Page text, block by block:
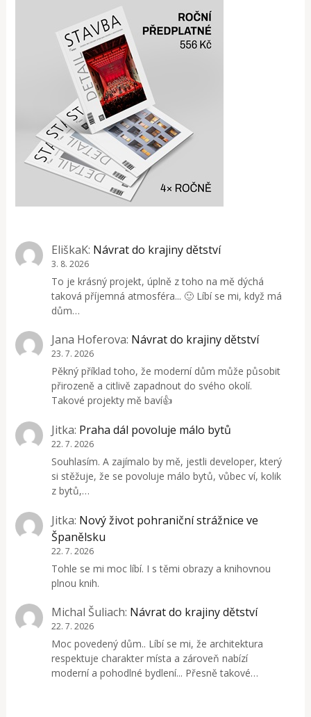
EliškaK: Návrat do krajiny dětství
3. 8. 2026
To je krásný projekt, úplně z toho na mě dýchá
taková příjemná atmosféra... 🙂 Líbí se mi, když má
dům…
Jana Hoferova: Návrat do krajiny dětství
23. 7. 2026
Pěkný příklad toho, že moderní dům může působit
přirozeně a citlivě zapadnout do svého okolí.
Takové projekty mě baví👍
Jitka: Praha dál povoluje málo bytů
22. 7. 2026
Souhlasím. A zajímalo by mě, jestli developer, který
si stěžuje, že se povoluje málo bytů, vůbec ví, kolik
z bytů,…
Jitka: Nový život pohraniční strážnice ve
Španělsku
22. 7. 2026
Tohle se mi moc líbí. I s těmi obrazy a knihovnou
plnou knih.
Michal Šuliach: Návrat do krajiny dětství
22. 7. 2026
Moc povedený dům.. Líbí se mi, že architektura
respektuje charakter místa a zároveň nabízí
moderní a pohodlné bydlení... Přesně takové…